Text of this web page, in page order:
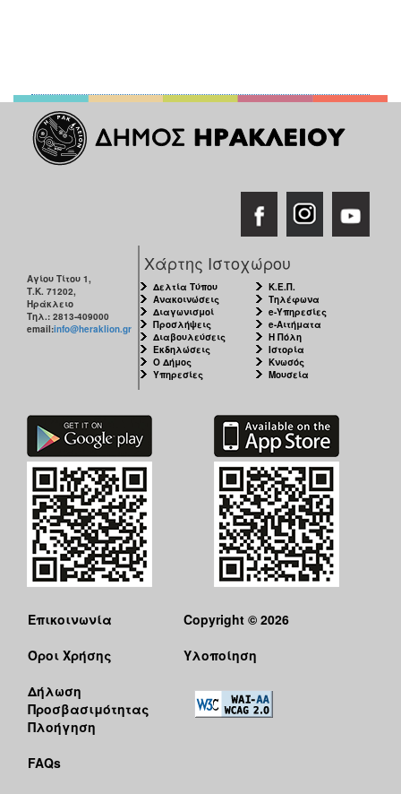
Αγίου Τίτου 1,
Τ.Κ. 71202,
Ηράκλειο
Τηλ.: 2813-409000
email:info@heraklion.gr
Χάρτης Ιστοχώρου
Δελτία Τύπου
Ανακοινώσεις
Διαγωνισμοί
Προσλήψεις
Διαβουλεύσεις
Εκδηλώσεις
Ο Δήμος
Υπηρεσίες
Κ.Ε.Π.
Τηλέφωνα
e-Υπηρεσίες
e-Αιτήματα
Η Πόλη
Ιστορία
Κνωσός
Μουσεία
Επικοινωνία
Όροι Χρήσης
Δήλωση
Προσβασιμότητας
Πλοήγηση
FAQs
Copyright © 2026
Υλοποίηση